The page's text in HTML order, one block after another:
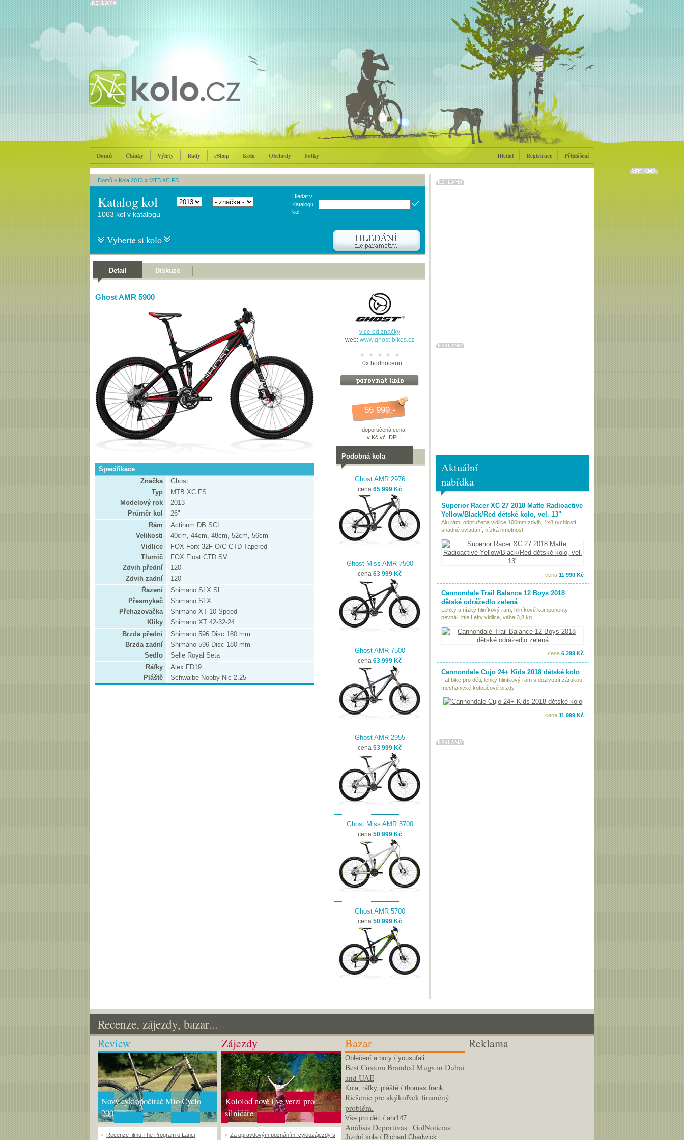
Domů Články Výlety Rady eShop Kola Obchody Fotky Hledat Registrace Přihlášení
Domů » Kola 2013 » MTB XC FS
Katalog kol
Hledat v
Katalogu
kol:
1063 kol v katalogu
Vyberte si kolo
Detail Diskuze
Ghost AMR 5900
Specifikace
Značka
Ghost
Typ
MTB XC FS
Modelový rok
2013
Průměr kol
26"
Rám
Actinum DB SCL
Velikosti
40cm, 44cm, 48cm, 52cm, 56cm
Vidlice
FOX Forx 32F O/C CTD Tapered
Tlumič
FOX Float CTD SV
Zdvih přední
120
Zdvih zadní
120
Řazení
Shimano SLX SL
Přesmykač
Shimano SLX
Přehazovačka
Shimano XT 10-Speed
Kliky
Shimano XT 42-32-24
Brzda přední
Shimano 596 Disc 180 mm
Brzda zadní
Shimano 596 Disc 180 mm
Sedlo
Selle Royal Seta
Ráfky
Alex FD19
Pláště
Schwalbe Nobby Nic 2.25
více od značky
web: www.ghost-bikes.cz
0xhodnoceno
55 999,-
doporučená cena
v Kč vč. DPH
Podobná kola
Ghost AMR 2976
cena 65 999 Kč
Ghost Miss AMR 7500
cena 63 999 Kč
Ghost AMR 7500
cena 63 999 Kč
Ghost AMR 2955
cena 53 999 Kč
Ghost Miss AMR 5700
cena 50 999 Kč
Ghost AMR 5700
cena 50 999 Kč
Aktuální
nabídka
Superior Racer XC 27 2018 Matte Radioactive
Yellow/Black/Red dětské kolo, vel. 13"
Alu rám, odpružená vidlice 100mm zdvih, 1x8 rychlostí,
snadné ovládání, nízká hmotnost.
cena 11 990 Kč
Cannondale Trail Balance 12 Boys 2018
dětské odrážedlo zelená
Lehký a nízký hliníkový rám, hliníkové komponenty,
pevná Little Lefty vidlice, váha 3,8 kg.
cena 6 299 Kč
Cannondale Cujo 24+ Kids 2018 dětské kolo
Fat bike pro děti, lehký hliníkový rám s doživotní zárukou,
mechanické kotoučové brzdy
cena 11 999 Kč
Recenze, zájezdy, bazar...
Review
Nový cyklopočítač Mio Cyclo
200
Recenze filmu The Program o Lanci
Zájezdy
Kololoď nově i ve verzi pro
silničáře
Za opravdovým poznáním: cyklozájezdy s
Bazar
Oblečení a boty / yousufali
Best Custom Branded Mugs in Dubai
and UAE
Kola, ráfky, pláště / thomas frank
Riešenie pre akýkoľvek finančný
problém.
Vše pro děti / ahr147
Análisis Deportivas | GolNoticias
Jízdní kola / Richard Chadwick
Reklama